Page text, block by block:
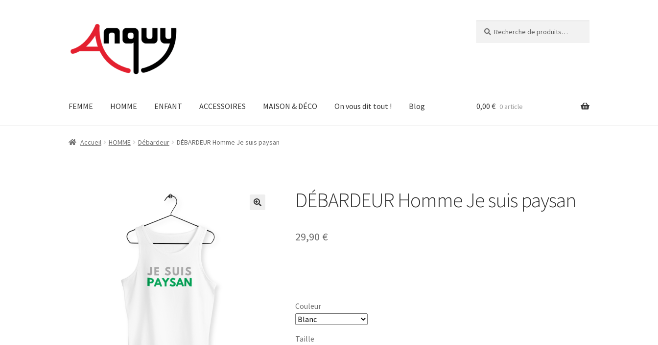
la
navigation
contenu
pour :
FEMME HOMME ENFANT ACCESSOIRES MAISON & DÉCO On vous dit tout ! Blog 0,00 € 0 article
Accueil HOMME Débardeur DÉBARDEUR Homme Je suis paysan
DÉBARDEUR Homme Je suis paysan
29,90 €
Couleur
Taille